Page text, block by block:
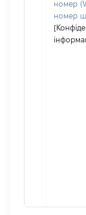
номер
номер